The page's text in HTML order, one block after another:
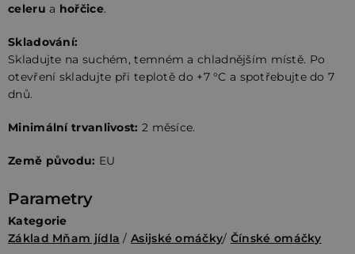
celeru a hořčice.
Skladování:
Skladujte na suchém, temném a chladnějším místě. Po
otevření skladujte při teplotě do +7 °C a spotřebujte do 7
dnů.
Minimální trvanlivost: 2 měsíce.
Země původu: EU
Parametry
Kategorie
Základ Mňam jídla /Asijské omáčky/ Čínské omáčky